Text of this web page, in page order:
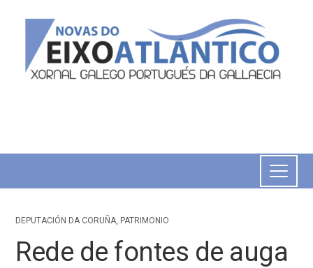
DEPUTACIÓN DA CORUÑA, PATRIMONIO
Rede de fontes de auga